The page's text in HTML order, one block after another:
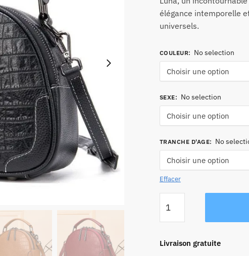
élégance intemporelle
universels.
COULEUR: No selection
SEXE: No selection
TRANCHE D'AGE: No
Effacer
de
Sac
Cuir
Livraison gratuite